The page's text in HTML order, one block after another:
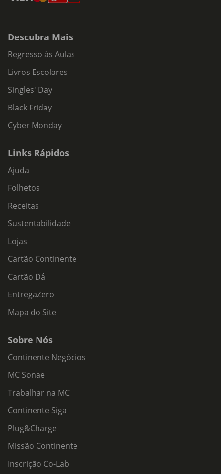
Descubra Mais
Regresso às Aulas
Livros Escolares
Singles' Day
Black Friday
Cyber Monday
Links Rápidos
Ajuda
Folhetos
Receitas
Sustentabilidade
Lojas
Cartão Continente
Cartão Dá
EntregaZero
Mapa do Site
Sobre Nós
Continente Negócios
MC Sonae
Trabalhar na MC
Continente Siga
Plug&Charge
Missão Continente
Inscrição Co-Lab